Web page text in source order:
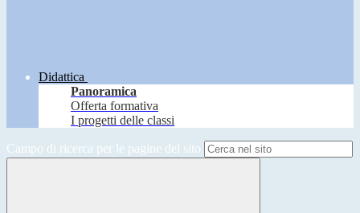
Didattica
Panoramica
Offerta formativa
I progetti delle classi
Campo di ricerca per le pagine del sito